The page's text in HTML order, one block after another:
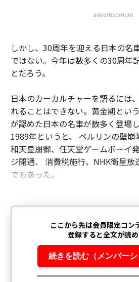
advertisement
しかし、30周年を迎える日本の名
ではない。今年は数多くの30周年
とだろう。
日本のカーカルチャーを語るには
れることはできない。黄金期とい
が認めた日本の名車が数多く登場
1989年というと、 ベルリンの壁
和天皇崩御、任天堂ゲームボーイ
ジ開通、 消費税施行、NHK衛星放
でもあった。